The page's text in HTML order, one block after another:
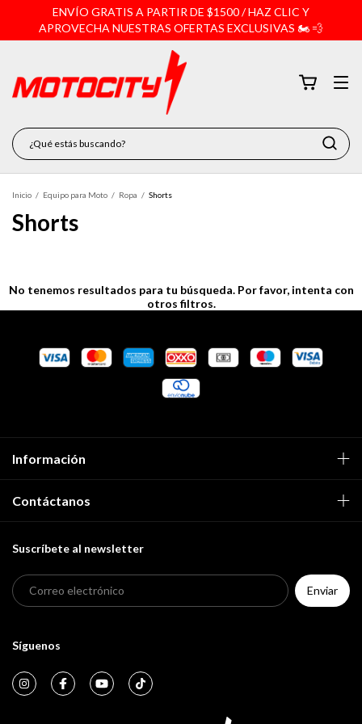
ENVÍO GRATIS A PARTIR DE $1500 / HAZ CLIC Y
APROVECHA NUESTRAS OFERTAS EXCLUSIVAS 🏍️ 💨
Inicio / Equipo para Moto / Ropa / Shorts
Shorts
No tenemos resultados para tu búsqueda. Por favor, intenta con
otros filtros.
Información
Contáctanos
Suscríbete al newsletter
Síguenos